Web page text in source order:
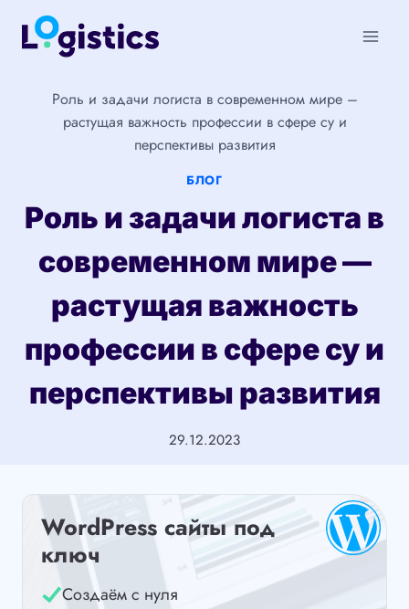
Перейти
Роль и задачи логиста в современном мире –
растущая важность профессии в сфере су и
перспективы развития
БЛОГ
Роль и задачи логиста в
современном мире —
растущая важность
профессии в сфере су и
перспективы развития
29.12.2023
WordPress сайты под
ключ
Создаём с нуля